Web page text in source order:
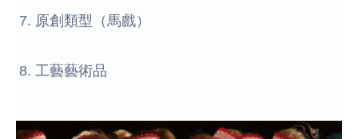
7. 原創類型（馬戲）
8. 工藝藝術品